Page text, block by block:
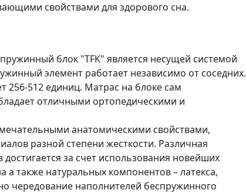
свойствами для здорового сна.
блок "TFK" является несущей системой
элемент работает независимо от соседних.
256-512 единиц. Матрас на блоке сам
отличными ортопедическими и
анатомическими свойствами,
разной степени жесткости. Различная
за счет использования новейших
также натуральных компонентов – латекса,
чередование наполнителей беспружинного